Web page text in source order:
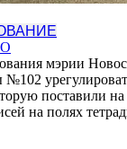
мэрии
№102
поставили
на полях